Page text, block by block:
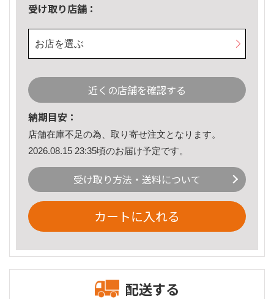
受け取り店舗：
お店を選ぶ
近くの店舗を確認する
納期目安：
店舗在庫不足の為、取り寄せ注文となります。
2026.08.15 23:35頃のお届け予定です。
受け取り方法・送料について
カートに入れる
配送する